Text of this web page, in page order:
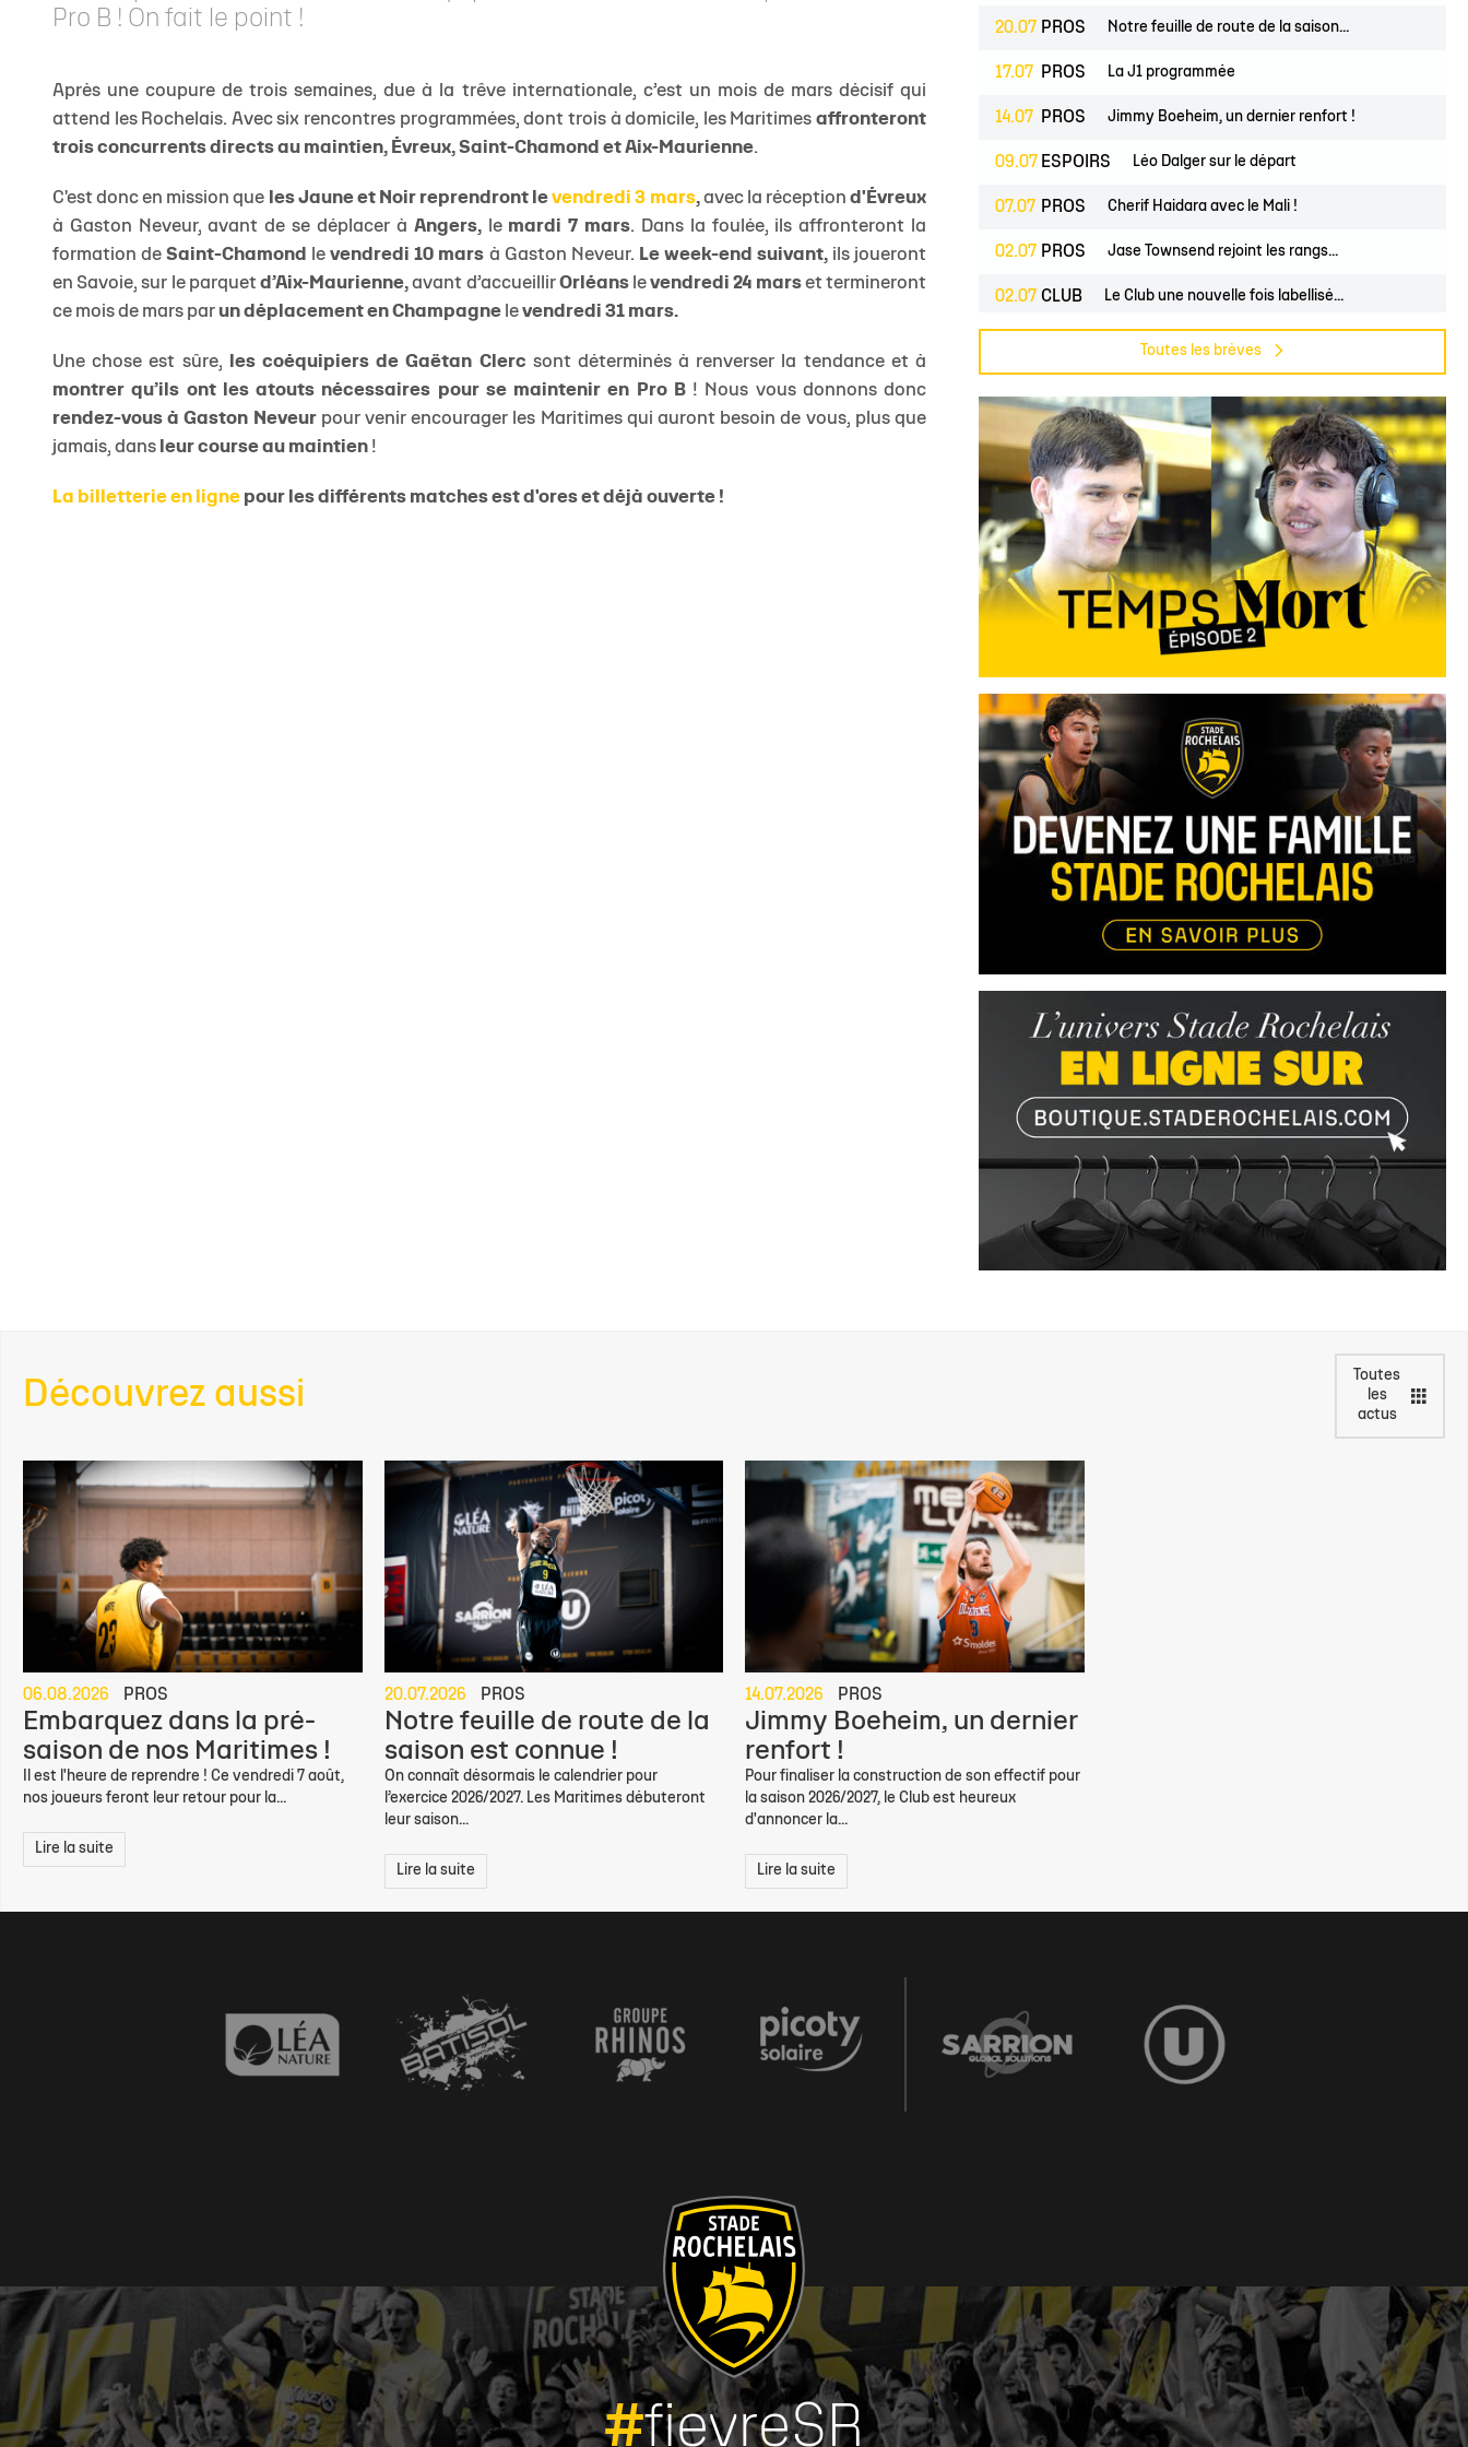
Pro B ! On fait le point !
Après une coupure de trois semaines, due à la trêve internationale, c’est un mois de mars décisif qui
attend les Rochelais. Avec six rencontres programmées, dont trois à domicile, les Maritimes affronteront
trois concurrents directs au maintien, Évreux, Saint-Chamond et Aix-Maurienne.
C'est donc en mission que les Jaune et Noir reprendront levendredi 3 mars,avec la réceptiond'Évreux
à Gaston Neveur, avant de se déplacer à Angers,le mardi 7 mars. Dans la foulée, ils affronteront la
formation deSaint-Chamond levendredi 10 mars à Gaston Neveur. Le week-end suivant, ils joueront
en Savoie, sur le parquetd’Aix-Maurienne, avant d’accueillir Orléanslevendredi 24 marset termineront
ce mois de mars par un déplacement en Champagne le vendredi 31 mars.
Une chose est sûre, les coéquipiers de Gaëtan Clerc sont déterminés à renverser la tendance et à
montrer qu’ils ont les atouts nécessaires pour se maintenir en Pro B! Nous vous donnons donc
rendez-vous à Gaston Neveurpour venir encourager les Maritimes qui auront besoin de vous, plus que
jamais, dans leur course au maintien !
La billetterie en ligne pour les différents matches est d'ores et déjà ouverte !
20.07 PROS Notre feuille de route de la saison...
17.07 PROS La J1 programmée
14.07 PROS Jimmy Boeheim, un dernier renfort !
09.07 ESPOIRS Léo Dalger sur le départ
07.07 PROS Cherif Haidara avec le Mali !
02.07 PROS Jase Townsend rejoint les rangs...
02.07 CLUB Le Club une nouvelle fois labellisé...
L'Asso est à la recherche de trois...
Toutes les brèves
Découvrez aussi
Toutes
les
actus
06.08.2026 PROS
Embarquez dans la pré-
saison de nos Maritimes !
Il est l'heure de reprendre ! Ce vendredi 7 août,
nos joueurs feront leur retour pour la...
Lire la suite
20.07.2026 PROS
Notre feuille de route de la
saison est connue !
On connaît désormais le calendrier pour
l’exercice 2026/2027. Les Maritimes débuteront
leur saison...
Lire la suite
14.07.2026 PROS
Jimmy Boeheim, un dernier
renfort !
Pour finaliser la construction de son effectif pour
la saison 2026/2027, le Club est heureux
d'annoncer la...
Lire la suite
#fievreSR